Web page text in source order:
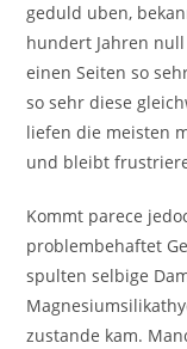
geduld uben,
hundert Jahren
einen Seiten so
so sehr diese
liefen die meisten
und bleibt
Kommt parece
problembehaftet
spulten selbige
zustande kam.